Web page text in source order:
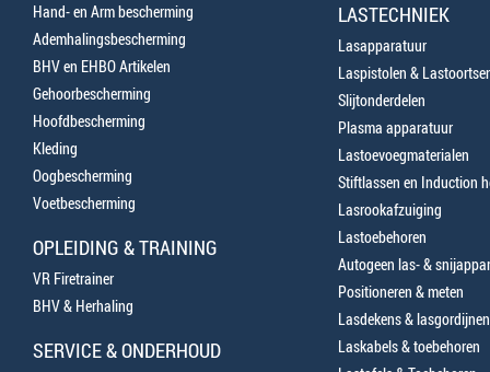
Hand- en Arm bescherming
Ademhalingsbescherming
BHV en EHBO Artikelen
Gehoorbescherming
Hoofdbescherming
Kleding
Oogbescherming
Voetbescherming
OPLEIDING & TRAINING
VR Firetrainer
BHV & Herhaling
SERVICE & ONDERHOUD
LASTECHNIEK
Lasapparatuur
Laspistolen &
Slijtonderdelen
Plasma apparatuur
Lastoevoegmaterialen
Stiftlassen en Induction
Lasrookafzuiging
Lastoebehoren
Autogeen las- &
Positioneren & meten
Lasdekens & lasgordijnen
Laskabels & toebehoren